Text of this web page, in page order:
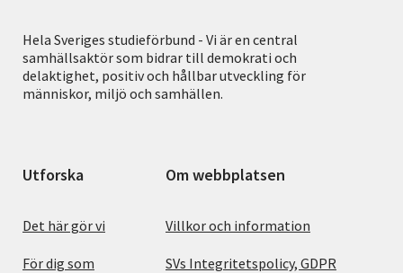
Hela Sveriges studieförbund - Vi är en central
samhällsaktör som bidrar till demokrati och
delaktighet, positiv och hållbar utveckling för
människor, miljö och samhällen.
Utforska
Det här gör vi
För dig som
Om webbplatsen
Villkor och information
SVs Integritetspolicy, GDPR